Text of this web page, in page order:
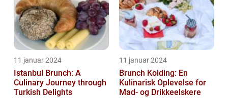
11 januar 2024
Istanbul Brunch: A
Culinary Journey through
Turkish Delights
11 januar 2024
Brunch Kolding: En
Kulinarisk Oplevelse for
Mad- og Drikkeelskere